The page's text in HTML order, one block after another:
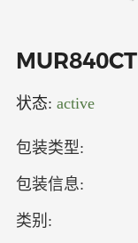
关于
MUR840CT
状态: active
包装类型:
包装信息:
类别: